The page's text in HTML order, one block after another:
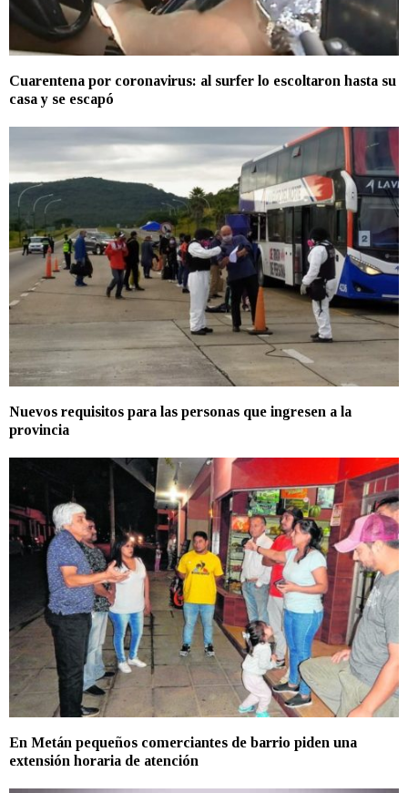
Cuarentena por coronavirus: al surfer lo escoltaron hasta su
casa y se escapó
Nuevos requisitos para las personas que ingresen a la
provincia
En Metán pequeños comerciantes de barrio piden una
extensión horaria de atención